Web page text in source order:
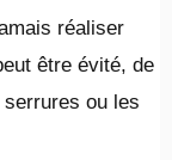
réaliser
être évité, de
ou les